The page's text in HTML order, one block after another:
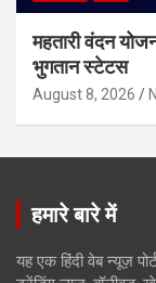
महतारी वंदन
भुगतान स्टेटस
August 8, 2026
हमारे बारे में
यह एक हिंदी वेब न्यूज़